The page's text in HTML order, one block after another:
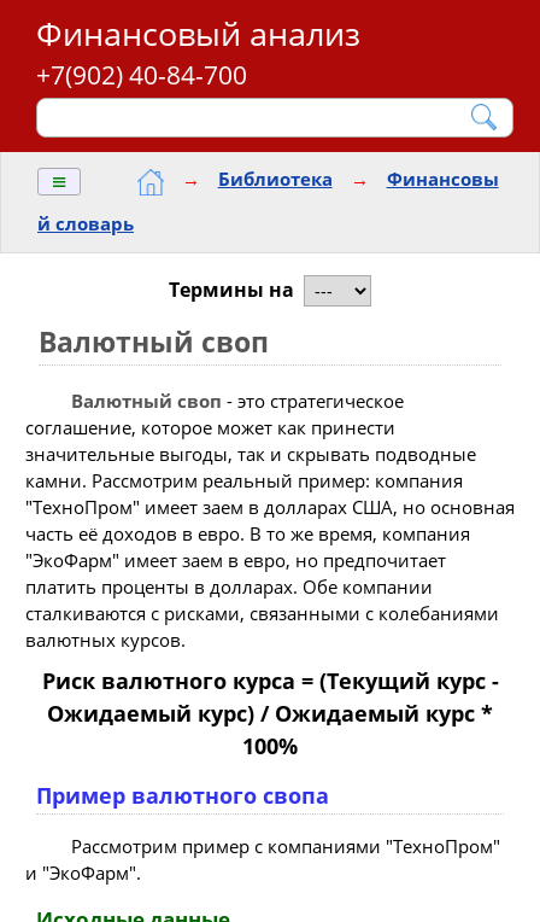
Финансовый анализ
+7(902) 40-84-700
≡ → Библиотека →
Финансовы
й словарь
Термины на
Валютный своп
Валютный своп - это стратегическое
соглашение, которое может как принести
значительные выгоды, так и скрывать подводные
камни. Рассмотрим реальный пример: компания
"ТехноПром" имеет заем в долларах США, но основная
часть её доходов в евро. В то же время, компания
"ЭкоФарм" имеет заем в евро, но предпочитает
платить проценты в долларах. Обе компании
сталкиваются с рисками, связанными с колебаниями
валютных курсов.
Риск валютного курса = (Текущий курс -
Ожидаемый курс) / Ожидаемый курс *
100%
Пример валютного свопа
Рассмотрим пример с компаниями "ТехноПром"
и "ЭкоФарм".